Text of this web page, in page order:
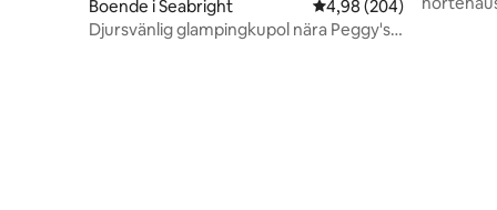
Boende i Seabright 4,98 av 5 i
4,98 (204)
Djursvänlig glampingkupol nära Peggy's